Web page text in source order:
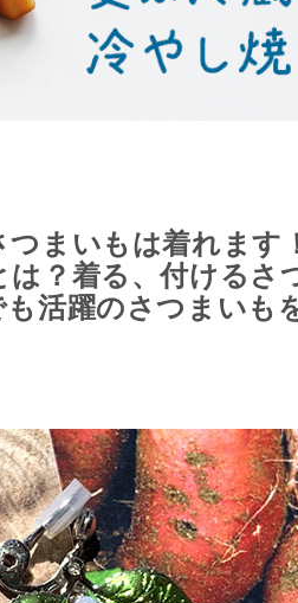
まいもは着れます
？着る、付けるさ
活躍のさつまいも